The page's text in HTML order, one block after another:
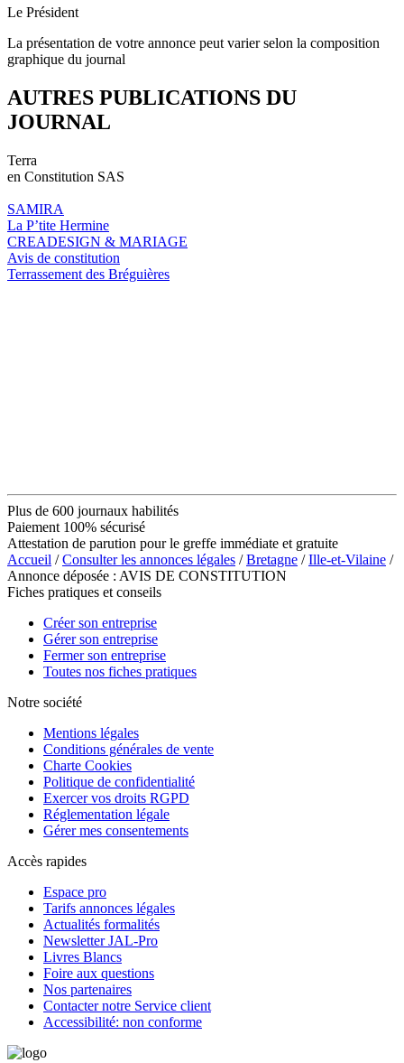
Le Président
La présentation de votre annonce peut varier selon la composition
graphique du journal
AUTRES PUBLICATIONS DU
JOURNAL
Terra
en Constitution SAS
SAMIRA
La P’tite Hermine
CREADESIGN & MARIAGE
Avis de constitution
Terrassement des Bréguières
Plus de 600 journaux habilités
Paiement 100% sécurisé
Attestation de parution pour le greffe immédiate et gratuite
Accueil /Consulter les annonces légales /Bretagne /Ille-et-Vilaine /
Annonce déposée : AVIS DE CONSTITUTION
Fiches pratiques et conseils
Créer son entreprise
Gérer son entreprise
Fermer son entreprise
Toutes nos fiches pratiques
Notre société
Mentions légales
Conditions générales de vente
Charte Cookies
Politique de confidentialité
Exercer vos droits RGPD
Réglementation légale
Gérer mes consentements
Accès rapides
Espace pro
Tarifs annonces légales
Actualités formalités
Newsletter JAL-Pro
Livres Blancs
Foire aux questions
Nos partenaires
Contacter notre Service client
Accessibilité: non conforme